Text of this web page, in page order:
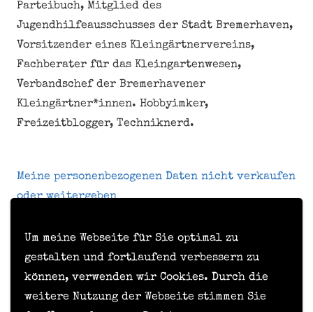
Um meine Webseite für Sie optimal zu
gestalten und fortlaufend verbessern zu
können, verwenden wir Cookies. Durch die
weitere Nutzung der Webseite stimmen Sie
Parteibuch, Mitglied des
Jugendhilfeausschusses der Stadt Bremerhaven,
Vorsitzender eines Kleingärtnervereins,
Fachberater für das Kleingartenwesen,
Verbandschef der Bremerhavener
Kleingärtner*innen. Hobbyimker,
Freizeitblogger, Techniknerd.
Meine personenbezogenen Daten nicht verkaufen
oder weitergeben
Impressum